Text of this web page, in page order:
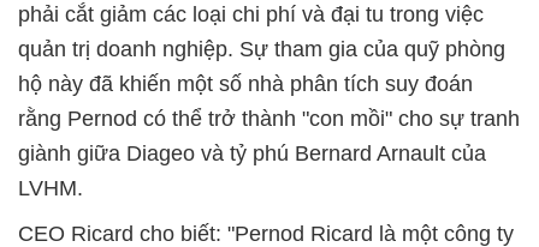
phải cắt giảm các loại chi phí và đại tu trong việc
quản trị doanh nghiệp. Sự tham gia của quỹ phòng
hộ này đã khiến một số nhà phân tích suy đoán
rằng Pernod có thể trở thành "con mồi" cho sự tranh
giành giữa Diageo và tỷ phú Bernard Arnault của
LVHM.
CEO Ricard cho biết: "Pernod Ricard là một công ty